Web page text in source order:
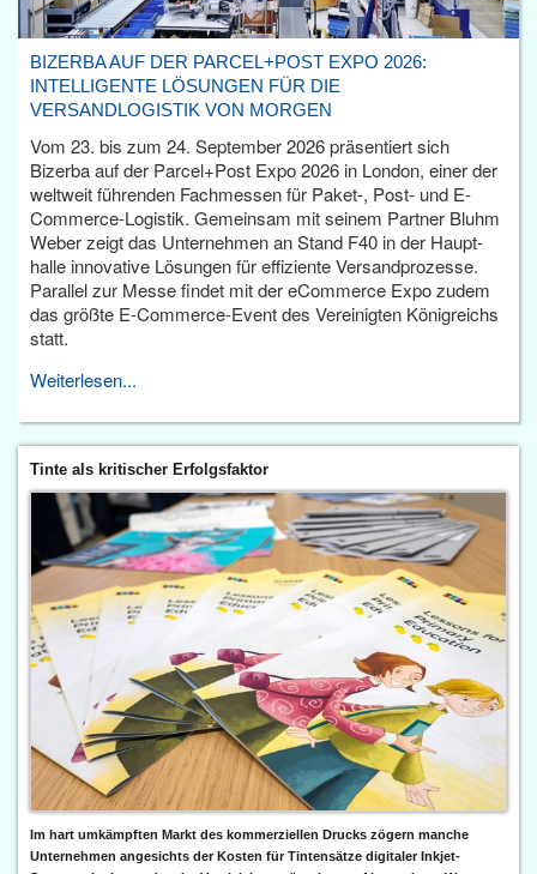
BIZERBA AUF DER PARCEL+POST EXPO 2026:
INTELLIGENTE LÖSUNGEN FÜR DIE
VERSANDLOGISTIK VON MORGEN
Vom 23. bis zum 24. September 2026 präsentiert sich
Bizerba auf der Parcel+Post Expo 2026 in London, einer der
weltweit führenden Fachmessen für Paket-, Post- und E-
Commerce-Logistik. Gemeinsam mit seinem Partner Bluhm
Weber zeigt das Unternehmen an Stand F40 in der Haupt­
halle innovative Lösungen für effiziente Versandprozesse.
Parallel zur Messe findet mit der eCommerce Expo zudem
das größte E-Commerce-Event des Vereinigten Königreichs
statt.
Weiterlesen...
Tinte als kritischer Erfolgsfaktor
Im hart umkämpften Markt des kommerziellen Drucks zögern manche
Unternehmen angesichts der Kosten für Tintensätze digitaler Inkjet-